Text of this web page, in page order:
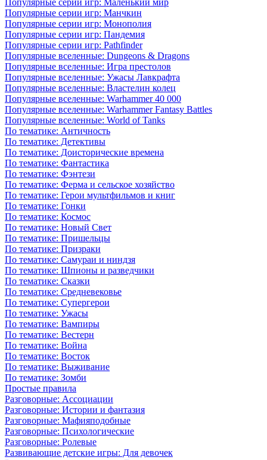
Популярные серии игр: Маленький мир
Популярные серии игр: Манчкин
Популярные серии игр: Монополия
Популярные серии игр: Пандемия
Популярные серии игр: Pathfinder
Популярные вселенные: Dungeons & Dragons
Популярные вселенные: Игра престолов
Популярные вселенные: Ужасы Лавкрафта
Популярные вселенные: Властелин колец
Популярные вселенные: Warhammer 40 000
Популярные вселенные: Warhammer Fantasy Battles
Популярные вселенные: World of Tanks
По тематике: Античность
По тематике: Детективы
По тематике: Доисторические времена
По тематике: Фантастика
По тематике: Фэнтези
По тематике: Ферма и сельское хозяйство
По тематике: Герои мультфильмов и книг
По тематике: Гонки
По тематике: Космос
По тематике: Новый Свет
По тематике: Пришельцы
По тематике: Призраки
По тематике: Самураи и ниндзя
По тематике: Шпионы и разведчики
По тематике: Сказки
По тематике: Средневековье
По тематике: Супергерои
По тематике: Ужасы
По тематике: Вампиры
По тематике: Вестерн
По тематике: Война
По тематике: Восток
По тематике: Выживание
По тематике: Зомби
Простые правила
Разговорные: Ассоциации
Разговорные: Истории и фантазия
Разговорные: Мафияподобные
Разговорные: Психологические
Разговорные: Ролевые
Развивающие детские игры: Для девочек